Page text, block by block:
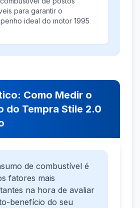
para garantir o
ideal do motor 1995
Como Medir o
do Tempra Stile 2.0
de combustível é
fatores mais
na hora de avaliar
benefício do seu